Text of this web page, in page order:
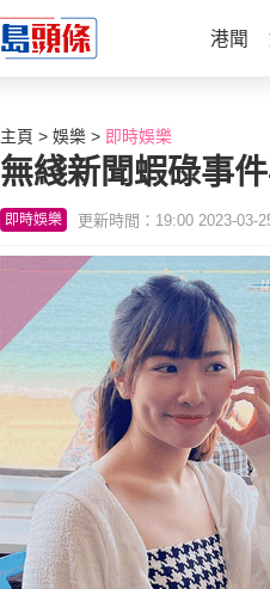
港聞
主頁 娛樂 即時娛樂
無綫新聞蝦碌事
即時娛樂 更新時間：19:00 2023-03-